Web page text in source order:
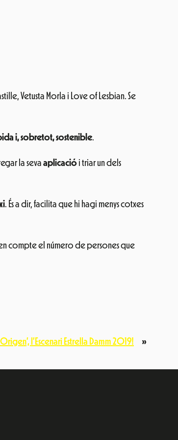
Vetusta Morla i Love of Lesbian. Se
i, sobretot, sostenible.
la seva aplicació i triar un dels
. És a dir, facilita que hi hagi menys cotxes
compte el número de persones que
l’Escenari Estrella Damm 2019! »